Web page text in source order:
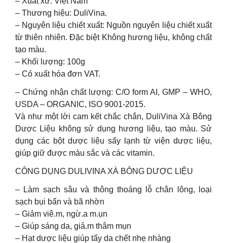
– Thương hiệu: DuliVina.
– Nguyên liệu chiết xuất: Nguồn nguyên liệu chiết xuất
từ thiên nhiên. Đặc biệt Không hương liệu, không chất
tạo màu.
– Khối lượng: 100g
– Có xuất hóa đơn VAT.
– Chứng nhận chất lượng: C/O form AI, GMP – WHO,
USDA – ORGANIC, ISO 9001-2015.
Và như một lời cam kết chắc chắn, DuliVina Xà Bông
Dược Liệu không sử dụng hương liệu, tạo màu. Sử
dụng các bột dược liệu sấy lạnh từ viện dược liệu,
giúp giữ được màu sắc và các vitamin.
CÔNG DỤNG DULIVINA XÀ BÔNG DƯỢC LIỆU
– Làm sạch sâu và thông thoáng lỗ chân lông, loại
sạch bụi bẩn và bã nhờn
– Giảm viê.m, ngừ.a m.ụn
– Giúp sáng da, giả.m thâm mụn
– Hạt dược liệu giúp tẩy da chết nhẹ nhàng